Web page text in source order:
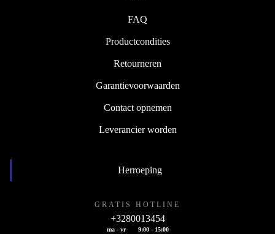
FAQ
Productcondities
Retourneren
Garantievoorwaarden
Contact opnemen
Leverancier worden
Herroeping
GRATIS HOTLINE
+3280013454
ma - vr 9:00 - 15:00